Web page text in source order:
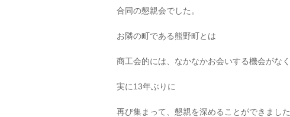
合同の懇親会でした。
お隣の町である熊野町とは
商工会的には、なかなかお会いする機会がなく
実に13年ぶりに
再び集まって、懇親を深めることができました